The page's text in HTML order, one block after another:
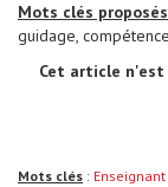
Mots clés
guidage,
Cet article n'est
Mots clés : Enseignant